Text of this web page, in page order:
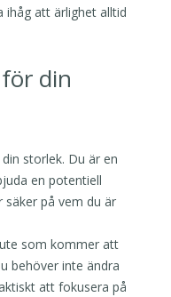
ihåg att ärlighet alltid
din
storlek. Du är en
en potentiell
på vem du är
som kommer att
behöver inte ändra
att fokusera på